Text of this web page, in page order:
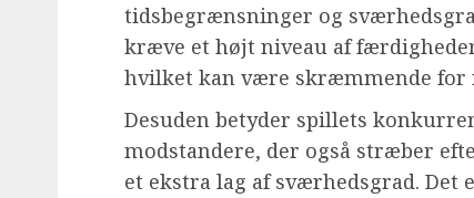
tidsbegrænsninger og
kræve et højt niveau af
hvilket kan være skræmmende for
Desuden betyder spillets
modstandere, der også stræber
et ekstra lag af sværhedsgrad.